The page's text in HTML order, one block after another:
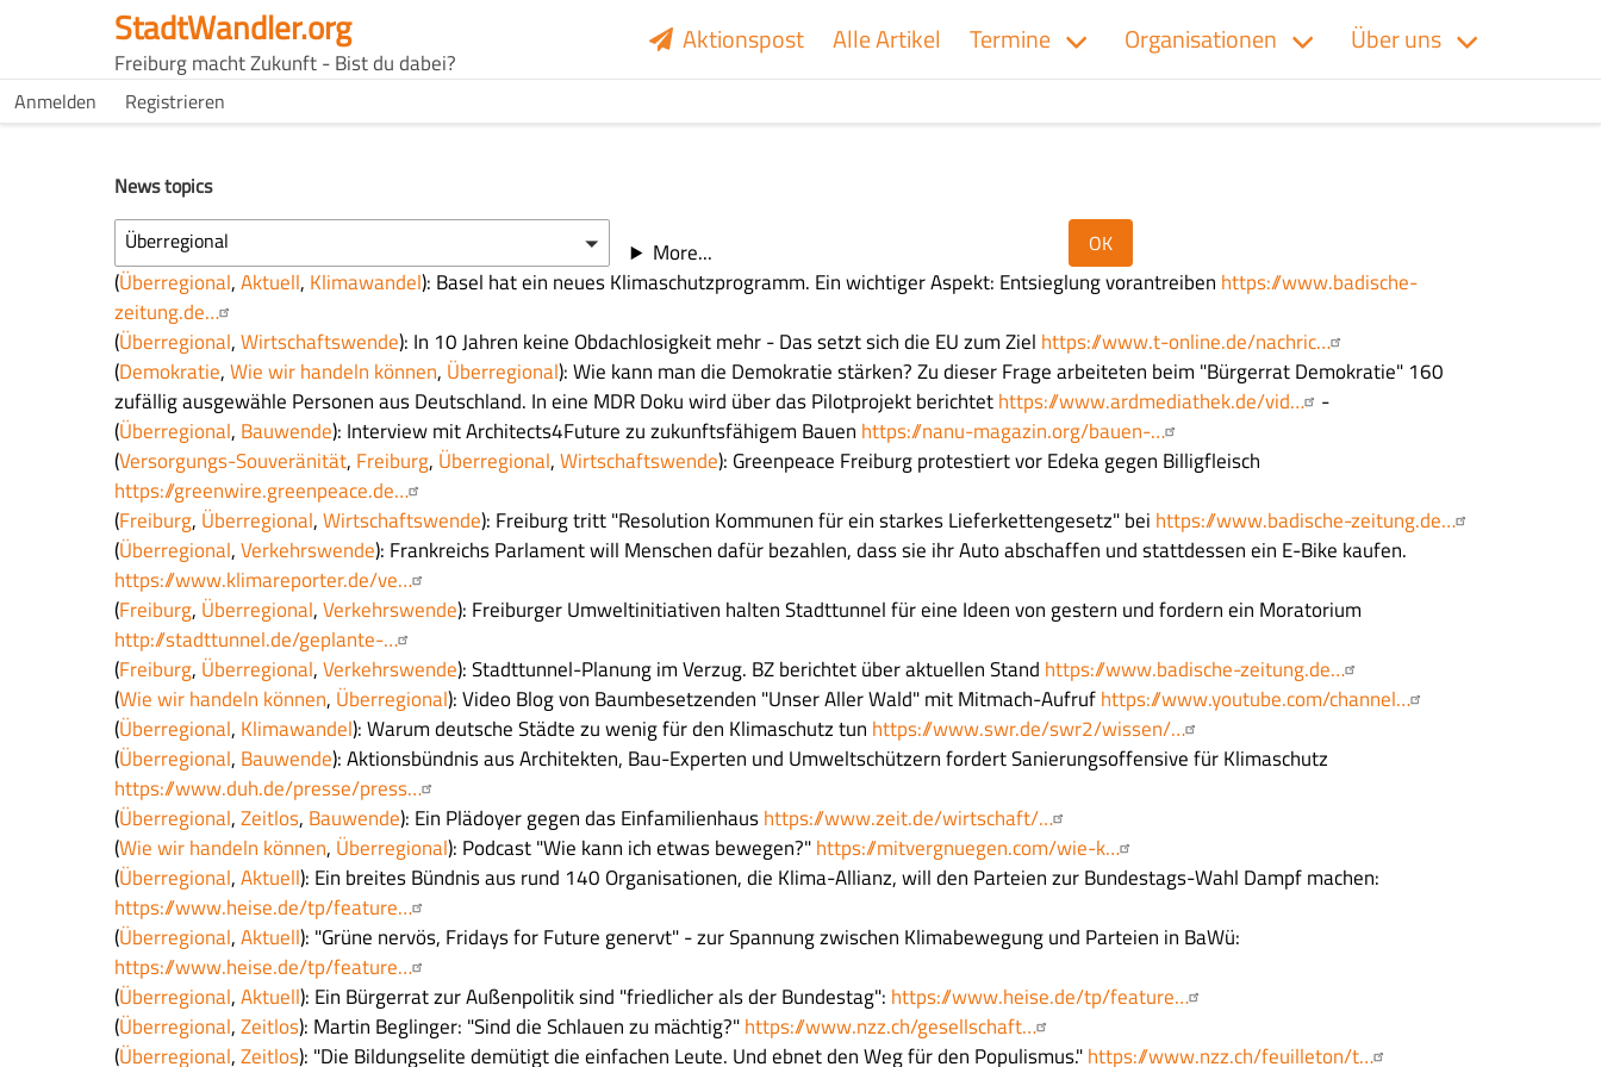
StadtWandler.org
Freiburg macht Zukunft - Bist du dabei?
H4C
Main
Aktionspost Alle Artikel Termine Organisationen Über uns
H4C
Anmelden Registrieren
News topics
Überregional
More...
(Überregional,Aktuell, Klimawandel): Basel hat ein neues Klimaschutzprogramm. Ein wichtiger Aspekt: Entsieglung vorantreiben https://www.badische-
zeitung.de…
(Überregional,Wirtschaftswende): In 10 Jahren keine Obdachlosigkeit mehr - Das setzt sich die EU zum Ziel https://www.t-online.de/nachric…
(Demokratie,Wie wir handeln können, Überregional): Wie kann man die Demokratie stärken? Zu dieser Frage arbeiteten beim "Bürgerrat Demokratie" 160
zufällig ausgewähle Personen aus Deutschland. In eine MDR Doku wird über das Pilotprojekt berichtethttps://www.ardmediathek.de/vid… -
(Überregional, Bauwende): Interview mit Architects4Future zu zukunftsfähigem Bauen https://nanu-magazin.org/bauen-…
(Versorgungs-Souveränität, Freiburg, Überregional,Wirtschaftswende): Greenpeace Freiburg protestiert vor Edeka gegen Billigfleisch
https://greenwire.greenpeace.de…
(Freiburg, Überregional,Wirtschaftswende): Freiburg tritt "Resolution Kommunen für ein starkes Lieferkettengesetz" bei https://www.badische-zeitung.de…
(Überregional,Verkehrswende): Frankreichs Parlament will Menschen dafür bezahlen, dass sie ihr Auto abschaffen und stattdessen ein E-Bike kaufen.
https://www.klimareporter.de/ve…
(Freiburg, Überregional,Verkehrswende): Freiburger Umweltinitiativen halten Stadttunnel für eine Ideen von gestern und fordern ein Moratorium
http://stadttunnel.de/geplante-…
(Freiburg, Überregional,Verkehrswende): Stadttunnel-Planung im Verzug. BZ berichtet über aktuellen Stand https://www.badische-zeitung.de…
(Wie wir handeln können, Überregional): Video Blog von Baumbesetzenden "Unser Aller Wald" mit Mitmach-Aufrufhttps://www.youtube.com/channel…
(Überregional, Klimawandel): Warum deutsche Städte zu wenig für den Klimaschutz tun https://www.swr.de/swr2/wissen/…
(Überregional, Bauwende): Aktionsbündnis aus Architekten, Bau-Experten und Umweltschützern fordert Sanierungsoffensive für Klimaschutz
https://www.duh.de/presse/press…
(Überregional,Zeitlos, Bauwende): Ein Plädoyer gegen das Einfamilienhaushttps://www.zeit.de/wirtschaft/…
(Wie wir handeln können, Überregional): Podcast "Wie kann ich etwas bewegen?"https://mitvergnuegen.com/wie-k…
(Überregional,Aktuell): Ein breites Bündnis aus rund 140 Organisationen, die Klima-Allianz, will den Parteien zur Bundestags-Wahl Dampf machen:
https://www.heise.de/tp/feature…
(Überregional,Aktuell): "Grüne nervös, Fridays for Future genervt" - zur Spannung zwischen Klimabewegung und Parteien in BaWü:
https://www.heise.de/tp/feature…
(Überregional,Aktuell): Ein Bürgerrat zur Außenpolitik sind "friedlicher als der Bundestag": https://www.heise.de/tp/feature…
(Überregional,Zeitlos): Martin Beglinger: "Sind die Schlauen zu mächtig?"https://www.nzz.ch/gesellschaft…
(Überregional,Zeitlos): "Die Bildungselite demütigt die einfachen Leute. Und ebnet den Weg für den Populismus."https://www.nzz.ch/feuilleton/t…